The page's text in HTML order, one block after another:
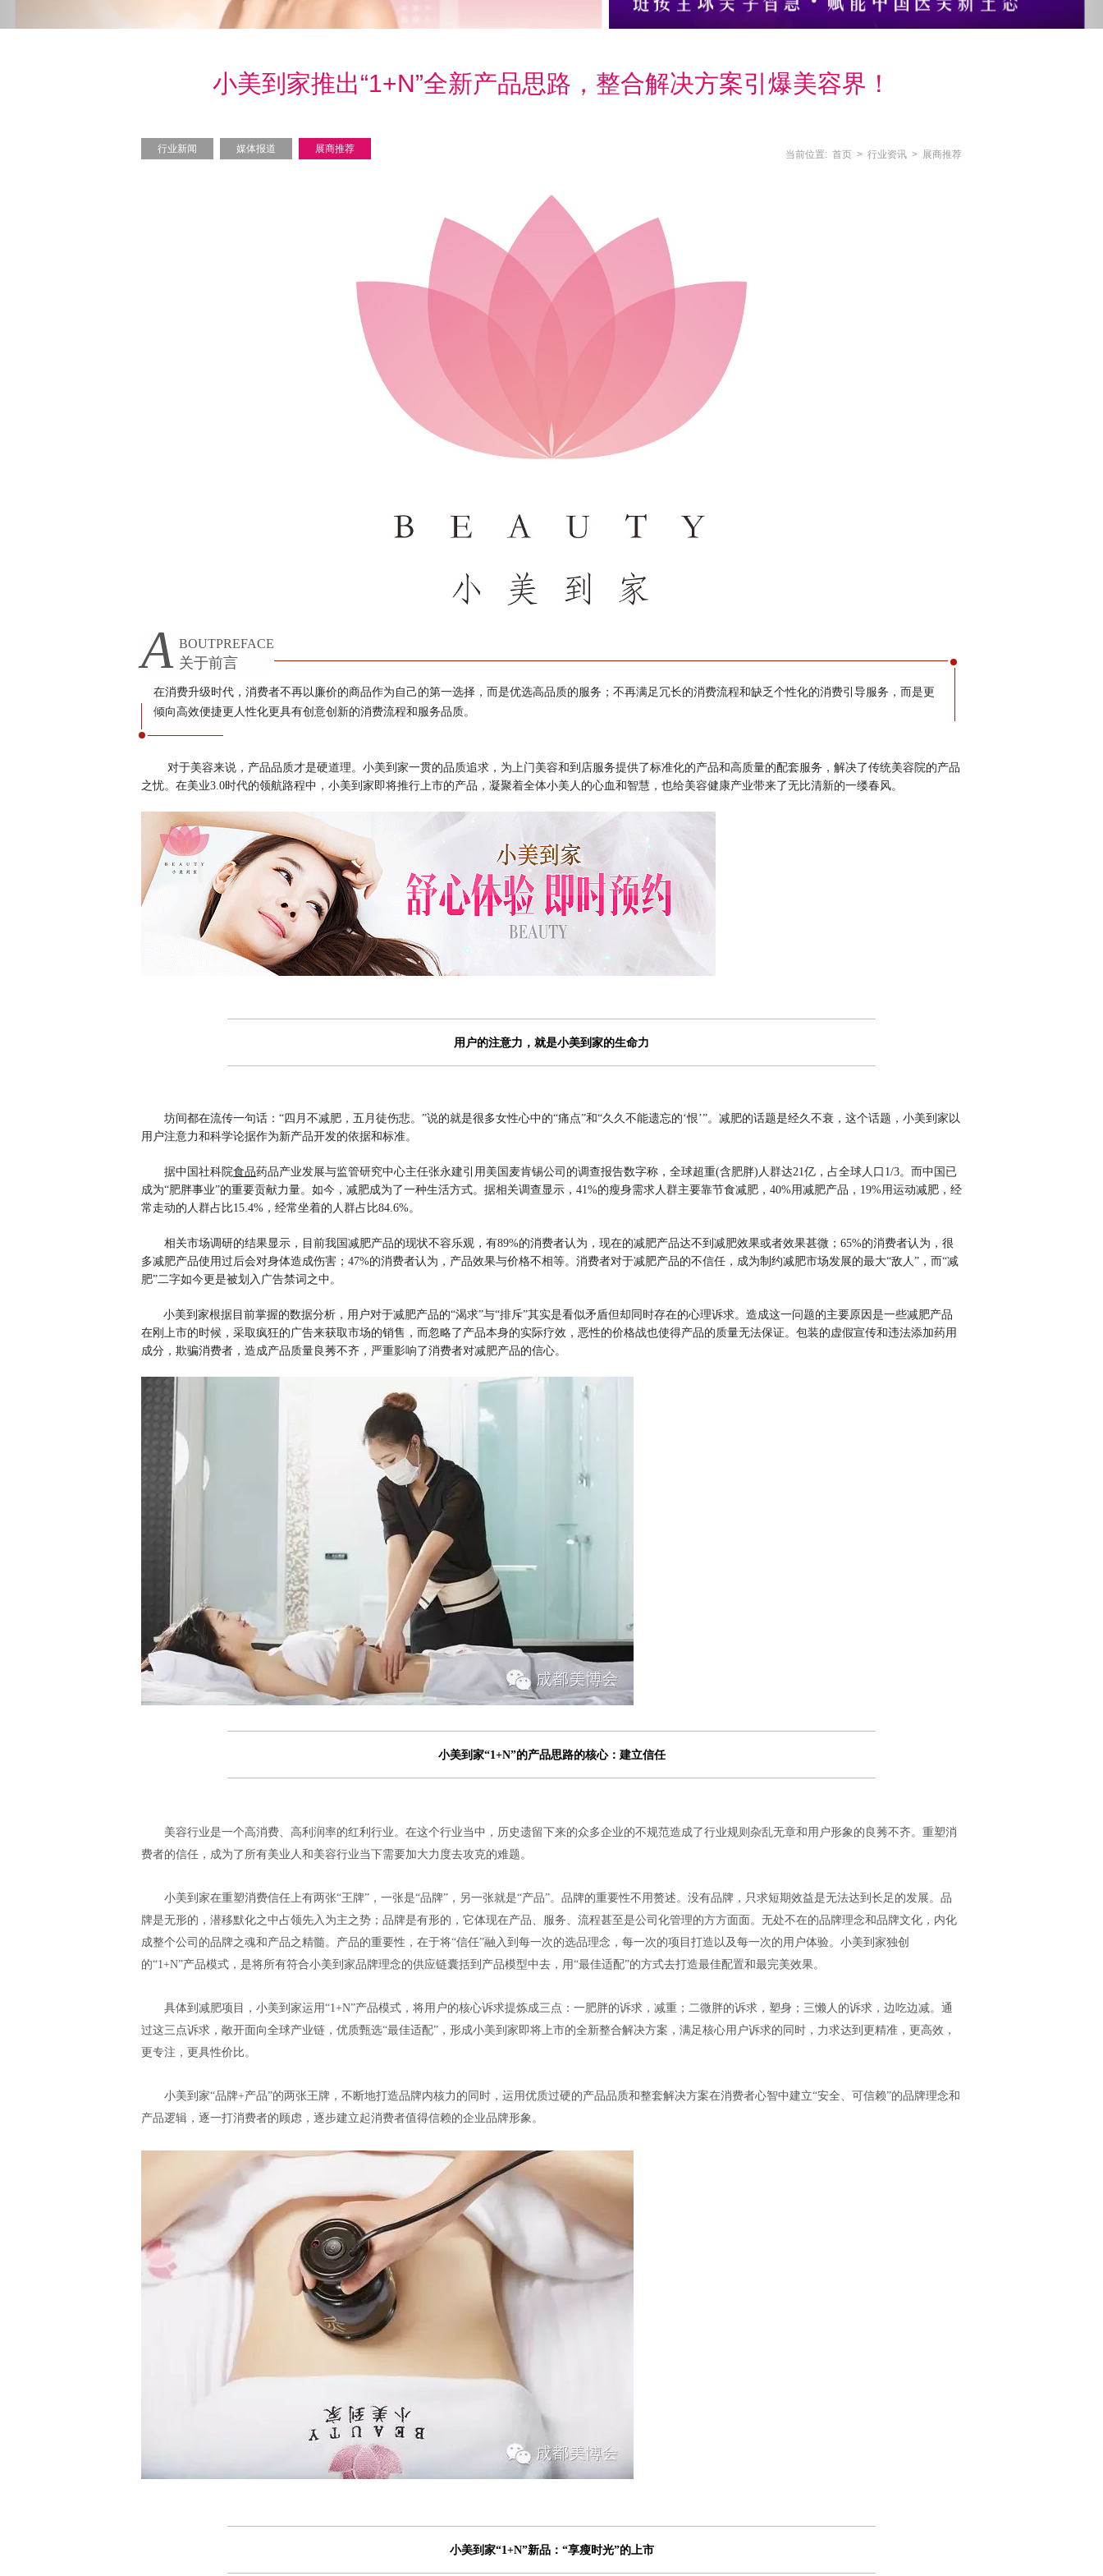
小美到家推出“1+N”全新产品思路，整合解决方案引爆美容界！
行业新闻 媒体报道 展商推荐 当前位置: 首页 > 行业资讯 > 展商推荐
A BOUTPREFACE
关于前言
在消费升级时代，消费者不再以廉价的商品作为自己的第一选择，而是优选高品质的服务；不再满足冗长的消费流程和缺乏个性化的消费引导服务，而是更
倾向高效便捷更人性化更具有创意创新的消费流程和服务品质。
对于美容来说，产品品质才是硬道理。小美到家一贯的品质追求，为上门美容和到店服务提供了标准化的产品和高质量的配套服务，解决了传统美容院的产品
之忧。在美业3.0时代的领航路程中，小美到家即将推行上市的产品，凝聚着全体小美人的心血和智慧，也给美容健康产业带来了无比清新的一缕春风。
用户的注意力，就是小美到家的生命力
坊间都在流传一句话：“四月不减肥，五月徒伤悲。”说的就是很多女性心中的“痛点”和“久久不能遗忘的‘恨’”。减肥的话题是经久不衰，这个话题，小美到家以
用户注意力和科学论据作为新产品开发的依据和标准。
据中国社科院食品药品产业发展与监管研究中心主任张永建引用美国麦肯锡公司的调查报告数字称，全球超重(含肥胖)人群达21亿，占全球人口1/3。而中国已
成为“肥胖事业”的重要贡献力量。如今，减肥成为了一种生活方式。据相关调查显示，41%的瘦身需求人群主要靠节食减肥，40%用减肥产品，19%用运动减肥，经
常走动的人群占比15.4%，经常坐着的人群占比84.6%。
相关市场调研的结果显示，目前我国减肥产品的现状不容乐观，有89%的消费者认为，现在的减肥产品达不到减肥效果或者效果甚微；65%的消费者认为，很
多减肥产品使用过后会对身体造成伤害；47%的消费者认为，产品效果与价格不相等。消费者对于减肥产品的不信任，成为制约减肥市场发展的最大“敌人”，而“减
肥”二字如今更是被划入广告禁词之中。
小美到家根据目前掌握的数据分析，用户对于减肥产品的“渴求”与“排斥”其实是看似矛盾但却同时存在的心理诉求。造成这一问题的主要原因是一些减肥产品
在刚上市的时候，采取疯狂的广告来获取市场的销售，而忽略了产品本身的实际疗效，恶性的价格战也使得产品的质量无法保证。包装的虚假宣传和违法添加药用
成分，欺骗消费者，造成产品质量良莠不齐，严重影响了消费者对减肥产品的信心。
小美到家“1+N”的产品思路的核心：建立信任
美容行业是一个高消费、高利润率的红利行业。在这个行业当中，历史遗留下来的众多企业的不规范造成了行业规则杂乱无章和用户形象的良莠不齐。重塑消
费者的信任，成为了所有美业人和美容行业当下需要加大力度去攻克的难题。
小美到家在重塑消费信任上有两张“王牌”，一张是“品牌”，另一张就是“产品”。品牌的重要性不用赘述。没有品牌，只求短期效益是无法达到长足的发展。品
牌是无形的，潜移默化之中占领先入为主之势；品牌是有形的，它体现在产品、服务、流程甚至是公司化管理的方方面面。无处不在的品牌理念和品牌文化，内化
成整个公司的品牌之魂和产品之精髓。产品的重要性，在于将“信任”融入到每一次的选品理念，每一次的项目打造以及每一次的用户体验。小美到家独创
的“1+N”产品模式，是将所有符合小美到家品牌理念的供应链囊括到产品模型中去，用“最佳适配”的方式去打造最佳配置和最完美效果。
具体到减肥项目，小美到家运用“1+N”产品模式，将用户的核心诉求提炼成三点：一肥胖的诉求，减重；二微胖的诉求，塑身；三懒人的诉求，边吃边减。通
过这三点诉求，敞开面向全球产业链，优质甄选“最佳适配”，形成小美到家即将上市的全新整合解决方案，满足核心用户诉求的同时，力求达到更精准，更高效，
更专注，更具性价比。
小美到家“品牌+产品”的两张王牌，不断地打造品牌内核力的同时，运用优质过硬的产品品质和整套解决方案在消费者心智中建立“安全、可信赖”的品牌理念和
产品逻辑，逐一打消费者的顾虑，逐步建立起消费者值得信赖的企业品牌形象。
小美到家“1+N”新品：“享瘦时光”的上市